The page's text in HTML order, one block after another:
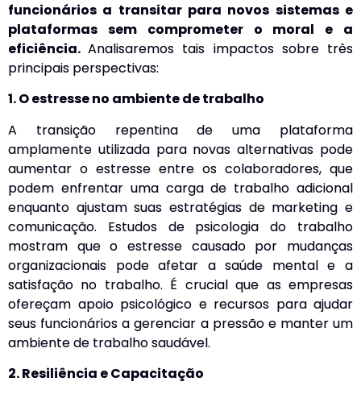
funcionários a transitar para novos sistemas e
plataformas sem comprometer o moral e a
eficiência. Analisaremos tais impactos sobre três
principais perspectivas:
1. O estresse no ambiente de trabalho
A transição repentina de uma plataforma
amplamente utilizada para novas alternativas pode
aumentar o estresse entre os colaboradores, que
podem enfrentar uma carga de trabalho adicional
enquanto ajustam suas estratégias de marketing e
comunicação. Estudos de psicologia do trabalho
mostram que o estresse causado por mudanças
organizacionais pode afetar a saúde mental e a
satisfação no trabalho. É crucial que as empresas
ofereçam apoio psicológico e recursos para ajudar
seus funcionários a gerenciar a pressão e manter um
ambiente de trabalho saudável.
2. Resiliência e Capacitação